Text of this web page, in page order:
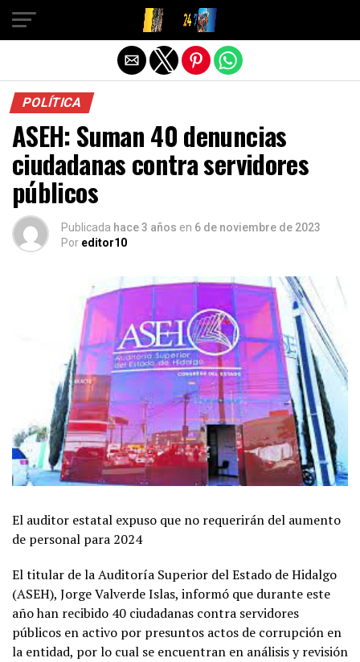
POLÍTICA
ASEH: Suman 40 denuncias
ciudadanas contra servidores
públicos
Publicada hace 3 años en 6 de noviembre de 2023
Por editor10
El auditor estatal expuso que no requerirán del aumento
de personal para 2024
El titular de la Auditoría Superior del Estado de Hidalgo
(ASEH), Jorge Valverde Islas, informó que durante este
año han recibido 40 ciudadanas contra servidores
públicos en activo por presuntos actos de corrupción en
la entidad, por lo cual se encuentran en análisis y revisión
Salir de la versión móvil